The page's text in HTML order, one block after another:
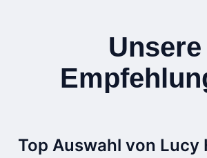
Unsere
Top Auswahl von Lucy